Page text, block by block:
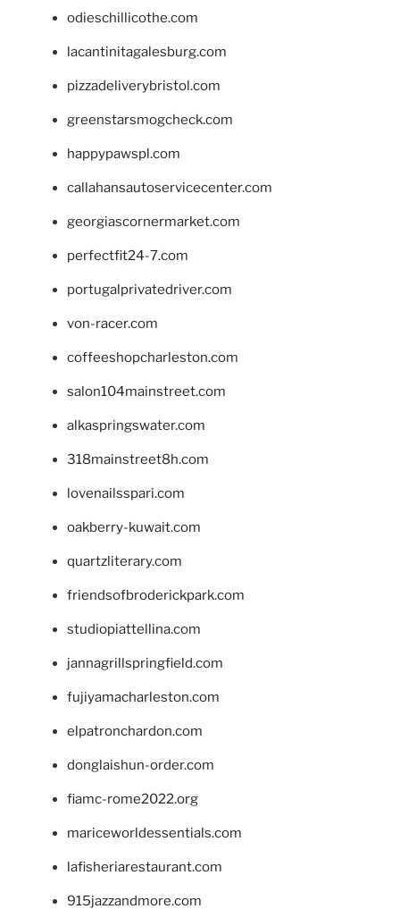
odieschillicothe.com
lacantinitagalesburg.com
pizzadeliverybristol.com
greenstarsmogcheck.com
happypawspl.com
callahansautoservicecenter.com
georgiascornermarket.com
perfectfit24-7.com
portugalprivatedriver.com
von-racer.com
coffeeshopcharleston.com
salon104mainstreet.com
alkaspringswater.com
318mainstreet8h.com
lovenailsspari.com
oakberry-kuwait.com
quartzliterary.com
friendsofbroderickpark.com
studiopiattellina.com
jannagrillspringfield.com
fujiyamacharleston.com
elpatronchardon.com
donglaishun-order.com
fiamc-rome2022.org
mariceworldessentials.com
lafisheriarestaurant.com
915jazzandmore.com